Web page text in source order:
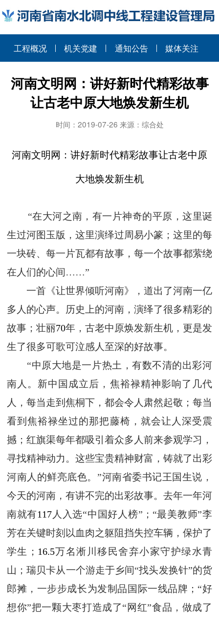
工程概况 机关党建 通知公告 媒体关注
河南文明网：讲好新时代精彩故事
让古老中原大地焕发新生机
时间：2019-07-26 来源：综合处
河南文明网：讲好新时代精彩故事让古老中原
大地焕发新生机
“在大河之南，有一片神奇的平原，这里诞
生过河图玉版，这里演绎过周易小篆；这里的每
一块砖、每一片瓦都有故事，每一个故事都萦绕
在人们的心间……”
一首《让世界倾听河南》，道出了河南一亿
多人的心声。历史上的河南，演绎了很多精彩的
故事；壮丽70年，古老中原焕发新生机，更是发
生了很多可歌可泣感人至深的好故事。
“中原大地是一片热土，有数不清的出彩河
南人。新中国成立后，焦裕禄精神影响了几代
人，每当走到焦桐下，都会令人肃然起敬；每当
看到焦裕禄坐过的那把藤椅，就会让人深受震
撼；红旗渠每年都吸引着众多人前来参观学习，
寻找精神动力。这些宝贵精神财富，铸就了出彩
河南人的鲜亮底色。”河南省委书记王国生说，
今天的河南，有讲不完的出彩故事。去年一年河
南就有117 人入选“中国好人榜”；“最美教师”李
芳在关键时刻以血肉之躯阻挡失控车辆，保护了
学生； 16.5万名淅川移民舍弃小家守护绿水青
山；瑞贝卡从一个游走于乡间“找头发换针”的货
郎摊，一步步成长为发制品国际一线品牌；“好
想你”把一颗大枣打造成了“网红”食品，做成了